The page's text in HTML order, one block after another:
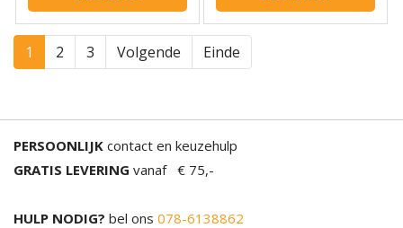
1 2 3 Volgende Einde
PERSOONLIJK contact en keuzehulp
GRATIS LEVERING vanaf € 75,-
HULP NODIG? bel ons 078-6138862